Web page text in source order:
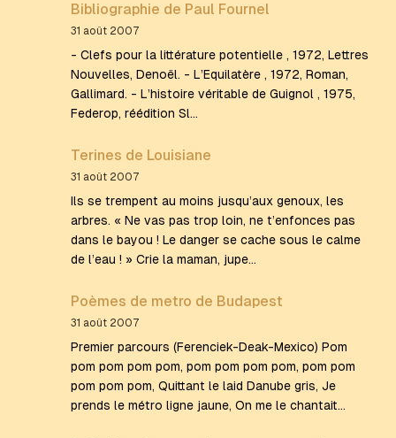
Bibliographie de Paul Fournel
31 août 2007
- Clefs pour la littérature potentielle , 1972, Lettres
Nouvelles, Denoël. - L’Equilatère , 1972, Roman,
Gallimard. - L’histoire véritable de Guignol , 1975,
Federop, réédition Sl…
Terines de Louisiane
31 août 2007
Ils se trempent au moins jusqu’aux genoux, les
arbres. « Ne vas pas trop loin, ne t’enfonces pas
dans le bayou ! Le danger se cache sous le calme
de l’eau ! » Crie la maman, jupe…
Poèmes de metro de Budapest
31 août 2007
Premier parcours (Ferenciek-Deak-Mexico) Pom
pom pom pom pom, pom pom pom pom, pom pom
pom pom pom, Quittant le laid Danube gris, Je
prends le métro ligne jaune, On me le chantait…